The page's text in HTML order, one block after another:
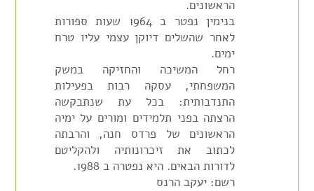
הראשונים.
בנימין נפטר ב 1964 שעות ספורות
לאחר שהשלים דיוקן עצמי עליו טרח
ימים.
רחל המשיכה והחזיקה במשק
המשפחתי, עסקה רבות בפעילות
התנדבותית: בכל עת שנתבקשה
הרצתה בפני תלמידים ומורים על ימיה
הראשונים של פרדס חנה, והרבתה
לכתוב את זיכרונותיה ולהקליטם
לדורות הבאים. היא נפטרה ב 1988.
רשם: יעקב הרנס